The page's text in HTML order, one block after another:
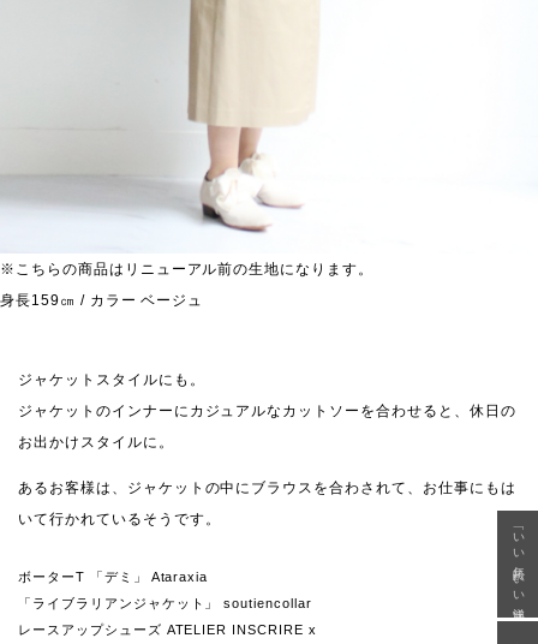
※こちらの商品はリニューアル前の生地になります。
身長159㎝ / カラー ベージュ
ジャケットスタイルにも。
ジャケットのインナーにカジュアルなカットソーを合わせると、休日の
お出かけスタイルに。
あるお客様は、ジャケットの中にブラウスを合わされて、お仕事にもは
いて行かれているそうです。
ボーターT 「デミ」 Ataraxia
「ライブラリアンジャケット」 soutiencollar
レースアップシューズ ATELIER INSCRIRE x
「いい年齢 いい洋服」